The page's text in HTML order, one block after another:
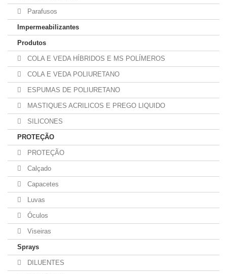
Parafusos
Impermeabilizantes
Produtos
COLA E VEDA HÍBRIDOS E MS POLÍMEROS
COLA E VEDA POLIURETANO
ESPUMAS DE POLIURETANO
MASTIQUES ACRILICOS E PREGO LIQUIDO
SILICONES
PROTEÇÃO
PROTEÇÃO
Calçado
Capacetes
Luvas
Óculos
Viseiras
Sprays
DILUENTES